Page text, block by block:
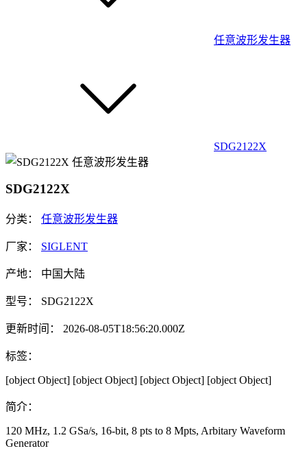
任意波形发生器
SDG2122X
SDG2122X
分类： 任意波形发生器
厂家： SIGLENT
产地： 中国大陆
型号： SDG2122X
更新时间： 2026-08-05T18:56:20.000Z
标签：
[object Object] [object Object] [object Object] [object Object]
简介：
120 MHz, 1.2 GSa/s, 16-bit, 8 pts to 8 Mpts, Arbitary Waveform
Generator